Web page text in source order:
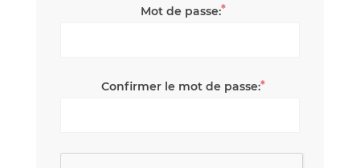
Mot de passe:*
Confirmer le mot de passe:*